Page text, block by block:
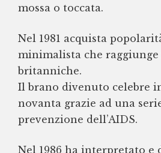
mossa o toccata.
Nel 1981 acquista
minimalista che
britanniche.
Il brano divenuto celebre
novanta grazie ad una
prevenzione dell’AIDS.
Nel 1986 ha interpretato e